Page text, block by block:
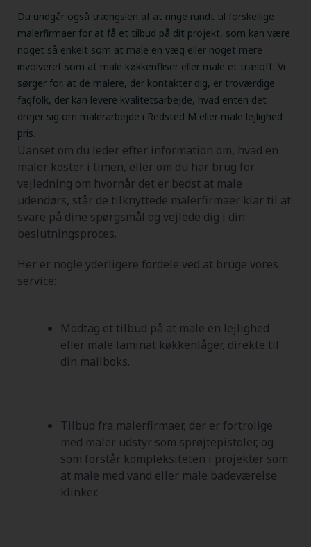
Du undgår også trængslen af at ringe rundt til forskellige
malerfirmaer for at få et tilbud på dit projekt, som kan være
noget så enkelt som at male en væg eller noget mere
involveret som at male køkkenfliser eller male et træloft. Vi
sørger for, at de malere, der kontakter dig, er troværdige
fagfolk, der kan levere kvalitetsarbejde, hvad enten det
drejer sig om malerarbejde i Redsted M eller male lejlighed
pris.
Uanset om du leder efter information om, hvad en
maler koster i timen, eller om du har brug for
vejledning om hvornår det er bedst at male
udendørs, står de tilknyttede malerfirmaer klar til at
svare på dine spørgsmål og vejlede dig i din
beslutningsproces.
Her er nogle yderligere fordele ved at bruge vores
service:
Modtag et tilbud på at male en lejlighed
eller male laminat køkkenlåger, direkte til
din mailboks.
Tilbud fra malerfirmaer, der er fortrolige
med maler udstyr som sprøjtepistoler, og
som forstår kompleksiteten i projekter som
at male med vand eller male badeværelse
klinker.